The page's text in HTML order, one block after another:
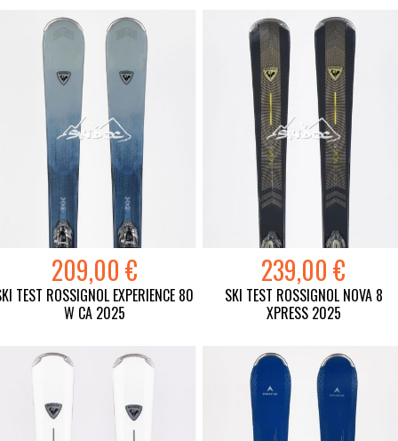
209,00 €
TEST ROSSIGNOL EXPERIENCE 80
W CA 2025
239,00 €
SKI TEST ROSSIGNOL NOVA 8
XPRESS 2025